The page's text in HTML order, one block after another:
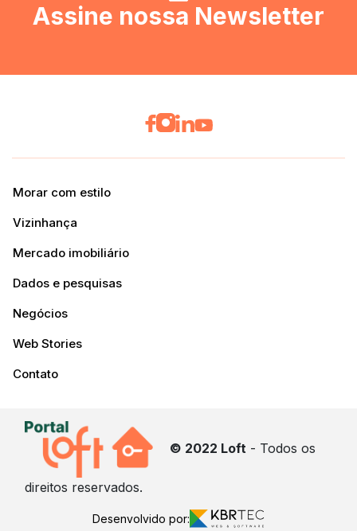
Assine nossa Newsletter
Morar com estilo
Vizinhança
Mercado imobiliário
Dados e pesquisas
Negócios
Web Stories
Contato
© 2022 Loft - Todos os
direitos reservados.
Desenvolvido por: